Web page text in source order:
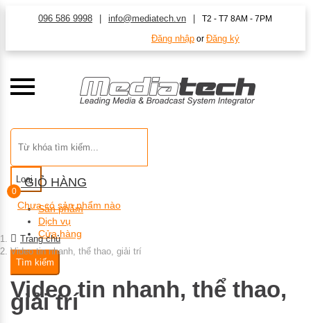
096 586 9998 info@mediatech.vn T2 - T7 8AM - 7PM
Đăng nhập or Đăng ký
Loại
Sản phẩm
Dịch vụ
Cửa hàng
Tìm kiếm
0
GIỎ HÀNG
Chưa có sản phẩm nào
Trang chủ
Video tin nhanh, thể thao, giải trí
Video tin nhanh, thể thao,
giải trí